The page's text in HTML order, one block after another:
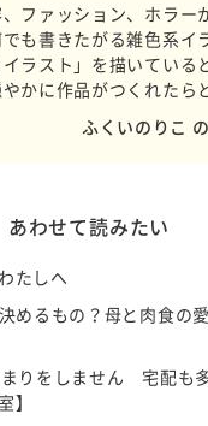
ファッション、ホラー
も書きたがる雑色系イ
ラスト」を描いている
かに作品がつくれたら
ふくいのりこ
あわせて読みたい
たしへ
めるもの？母と肉食の
りをしません 宅配も
】